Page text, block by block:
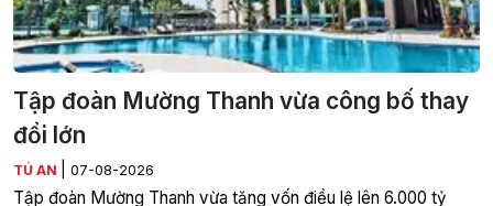
Tập đoàn Mường Thanh vừa công bố thay
đổi lớn
TÚ AN 07-08-2026
Tập đoàn Mường Thanh vừa tăng vốn điều lệ lên 6.000 tỷ